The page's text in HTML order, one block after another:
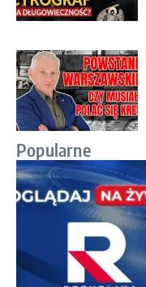
Popularne